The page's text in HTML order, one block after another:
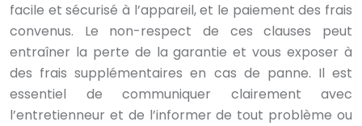
facile et sécurisé à l’appareil, et le paiement des frais
convenus. Le non-respect de ces clauses peut
entraîner la perte de la garantie et vous exposer à
des frais supplémentaires en cas de panne. Il est
essentiel de communiquer clairement avec
l’entretienneur et de l’informer de tout problème ou